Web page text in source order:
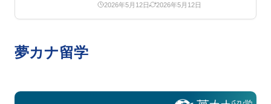
2026年5月12日 2026年5月12日
夢カナ留学